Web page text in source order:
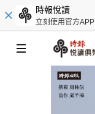
時報悅讀
立刻使用官方APP